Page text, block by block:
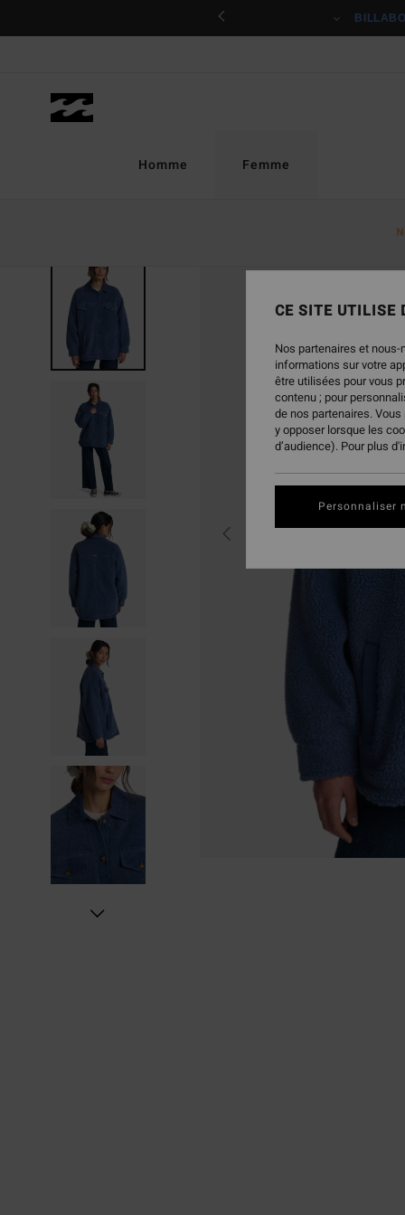
Homme Femme
CE SITE UTILISE
Nos partenaires et
informations sur votre
être utilisées pour vous
contenu ; pour
de nos partenaires.
y opposer lorsque les
d’audience). Pour plus
Personnaliser